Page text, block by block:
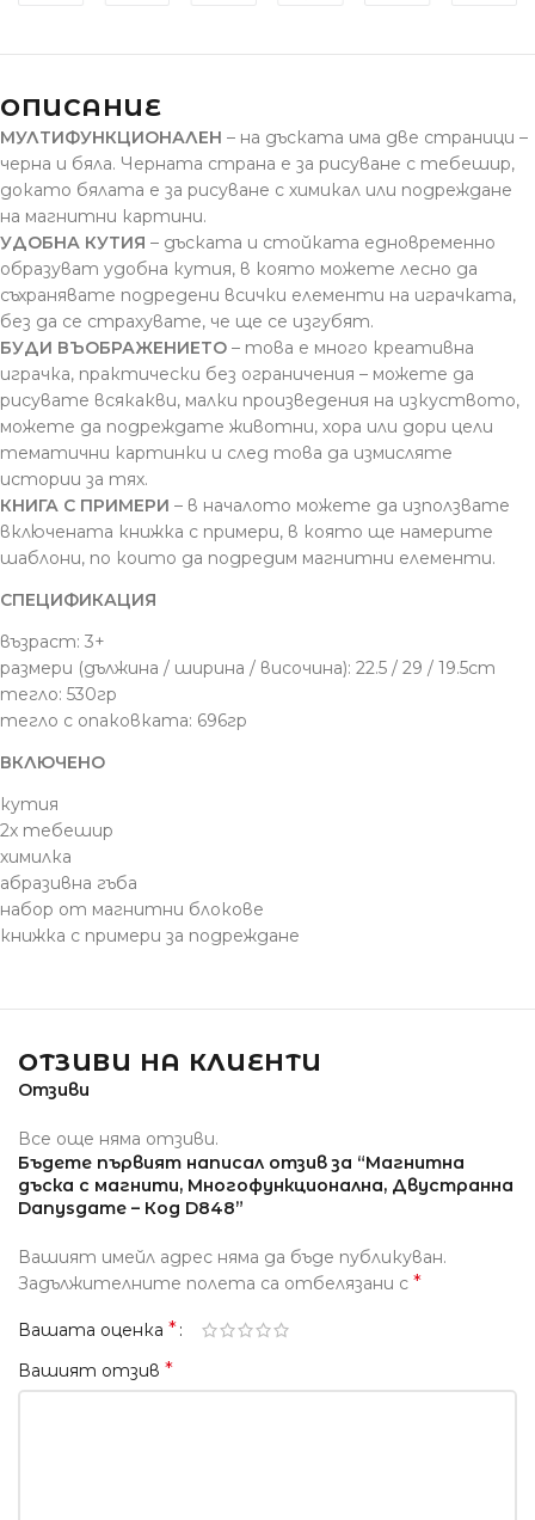
ОПИСАНИЕ
МУЛТИФУНКЦИОНАЛЕН – на дъската има две страници –
черна и бяла. Черната страна е за рисуване с тебешир,
докато бялата е за рисуване с химикал или подреждане
на магнитни картини.
УДОБНА КУТИЯ – дъската и стойката едновременно
образуват удобна кутия, в която можете лесно да
съхранявате подредени всички елементи на играчката,
без да се страхувате, че ще се изгубят.
БУДИ ВЪОБРАЖЕНИЕТО – това е много креативна
играчка, практически без ограничения – можете да
рисувате всякакви, малки произведения на изкуството,
можете да подреждате животни, хора или дори цели
тематични картинки и след това да измисляте
истории за тях.
КНИГА С ПРИМЕРИ – в началото можете да използвате
включената книжка с примери, в която ще намерите
шаблони, по които да подредим магнитни елементи.
СПЕЦИФИКАЦИЯ
възраст: 3+
размери (дължина / ширина / височина): 22.5 / 29 / 19.5cm
тегло: 530гр
тегло с опаковката: 696гр
ВКЛЮЧЕНО
кутия
2x тебешир
химилка
абразивна гъба
набор от магнитни блокове
книжка с примери за подреждане
ОТЗИВИ НА КЛИЕНТИ
Отзиви
Все още няма отзиви.
Бъдете първият написал отзив за “Магнитна
дъска с магнити, Многофункционална, Двустранна
Danysgame – Код D848”
Вашият имейл адрес няма да бъде публикуван.
Задължителните полета са отбелязани с *
Вашата оценка *
Вашият отзив *